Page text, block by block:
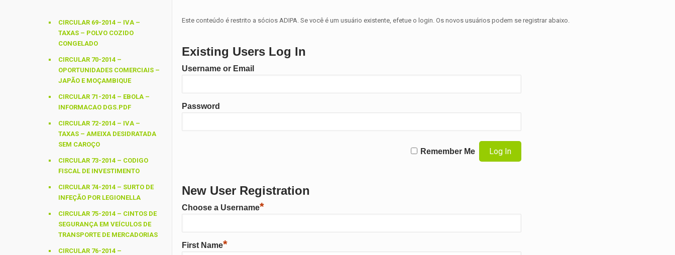
Este conteúdo é restrito a sócios ADIPA. Se você é um usuário existente, efetue o login. Os novos usuários podem se registrar abaixo.
Existing Users Log In
Username or Email
Password
Remember Me
New User Registration
Choose a Username*
First Name*
CIRCULAR 69-2014 – IVA –
TAXAS – POLVO COZIDO
CONGELADO
CIRCULAR 70-2014 –
OPORTUNIDADES COMERCIAIS –
JAPÃO E MOÇAMBIQUE
CIRCULAR 71-2014 – EBOLA –
INFORMACAO DGS.PDF
CIRCULAR 72-2014 – IVA –
TAXAS – AMEIXA DESIDRATADA
SEM CAROÇO
CIRCULAR 73-2014 – CODIGO
FISCAL DE INVESTIMENTO
CIRCULAR 74-2014 – SURTO DE
INFEÇÃO POR LEGIONELLA
CIRCULAR 75-2014 – CINTOS DE
SEGURANÇA EM VEÍCULOS DE
TRANSPORTE DE MERCADORIAS
CIRCULAR 76-2014 –